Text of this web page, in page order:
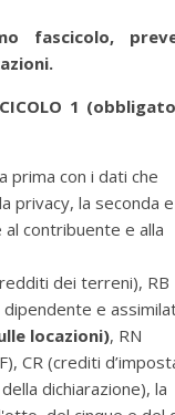
fascicolo,
1
prima con i dati che
privacy, la seconda
contribuente e alla
dei terreni), RB
e
locazioni), RN
CR (crediti
dichiarazione), la